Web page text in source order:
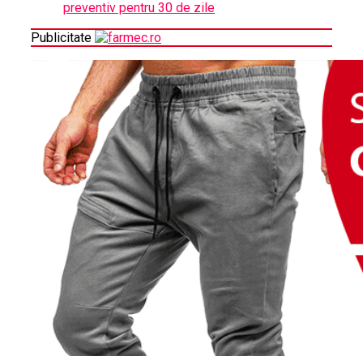
preventiv pentru 30 de zile
Publicitate